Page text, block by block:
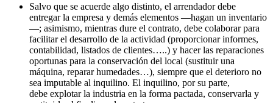
Salvo que se acuerde algo distinto, el arrendador debe
entregar la empresa y demás elementos —hagan un inventario
—; asimismo, mientras dure el contrato, debe colaborar para
facilitar el desarrollo de la actividad (proporcionar informes,
contabilidad, listados de clientes…..) y hacer las reparaciones
oportunas para la conservación del local (sustituir una
máquina, reparar humedades…), siempre que el deterioro no
sea imputable al inquilino. El inquilino, por su parte,
debe explotar la industria en la forma pactada, conservarla y